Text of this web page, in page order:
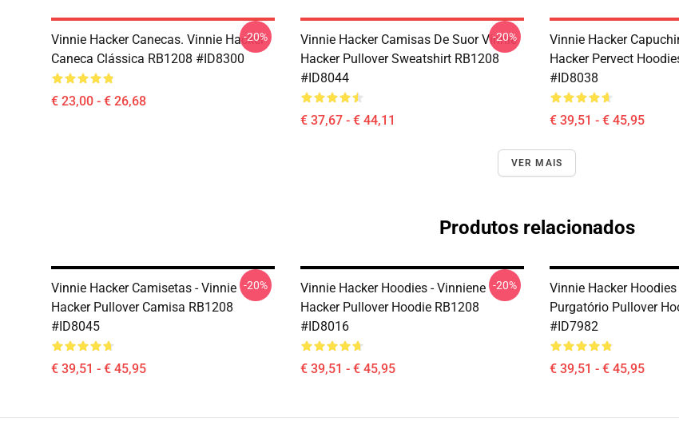
Vinnie Hacker Canecas. Vinnie Hacker
Caneca Clássica RB1208 #ID8300
€ 23,00 - € 26,68
-20%
Vinnie Hacker Camisas De Suor Vinnie
Hacker Pullover Sweatshirt RB1208
#ID8044
€ 37,67 - € 44,11
-20%
Vinnie Hacker
Hacker Pervect
#ID8038
€ 39,51 - € 45,95
VER MAIS
Produtos relacionados
Vinnie Hacker Camisetas - Vinnie
Hacker Pullover Camisa RB1208
#ID8045
€ 39,51 - € 45,95
-20%
Vinnie Hacker Hoodies - Vinniene
Hacker Pullover Hoodie RB1208
#ID8016
€ 39,51 - € 45,95
-20%
Vinnie Hacker
Purgatório Pullover
#ID7982
€ 39,51 - € 45,95